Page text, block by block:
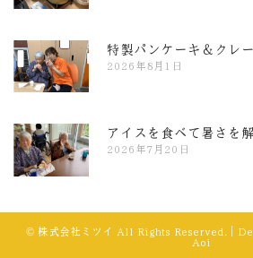
特製パンケーキ＆クレ
2026年8月1日
アイスを食べて暑さを
2026年7月20日
© 株式会社ミツイ All Rights Reserved.｜
Aoi